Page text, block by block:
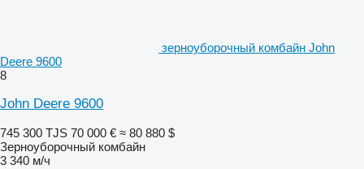
зерноуборочный комбайн John
Deere 9600
8
John Deere 9600
745 300 TJS 70 000 € ≈ 80 880 $
Зерноуборочный комбайн
3 340 м/ч